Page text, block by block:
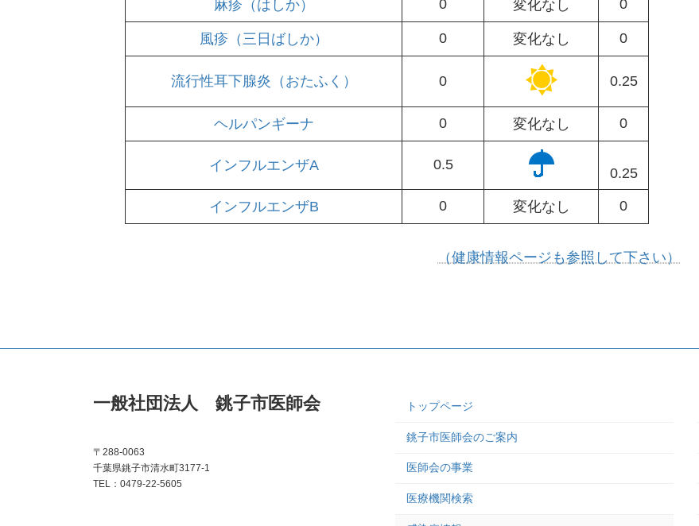
麻疹（はしか） 0 変化なし 0
風疹（三日ばしか） 0 変化なし 0
流行性耳下腺炎（おたふく） 0 0.25
ヘルパンギーナ 0 変化なし 0
インフルエンザA 0.5
0.25
インフルエンザB 0 変化なし 0
（健康情報ページも参照して下さい）
一般社団法人 銚子市医師会
〒288-0063
千葉県銚子市清水町3177-1
TEL：0479-22-5605
トップページ
銚子市医師会のご案内
医師会の事業
医療機関検索